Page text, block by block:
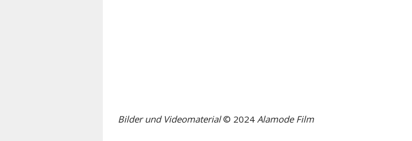
Bilder und Videomaterial© 2024 Alamode Film